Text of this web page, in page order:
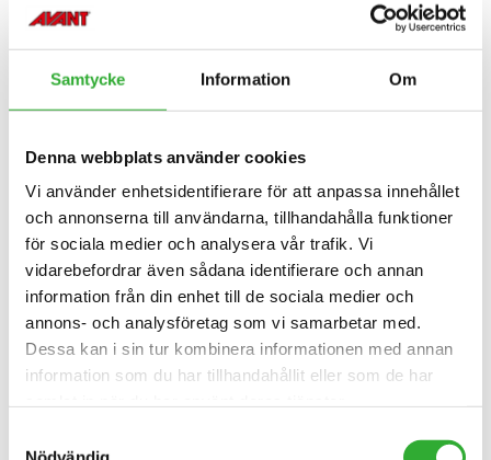
Samtycke Information Om
Denna webbplats använder cookies
Vi använder enhetsidentifierare för att anpassa innehållet
och annonserna till användarna, tillhandahålla funktioner
för sociala medier och analysera vår trafik. Vi
vidarebefordrar även sådana identifierare och annan
information från din enhet till de sociala medier och
annons- och analysföretag som vi samarbetar med.
Dessa kan i sin tur kombinera informationen med annan
information som du har tillhandahållit eller som de har
KONTAKTA OSS